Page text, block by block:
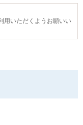
用いただくようお願いい